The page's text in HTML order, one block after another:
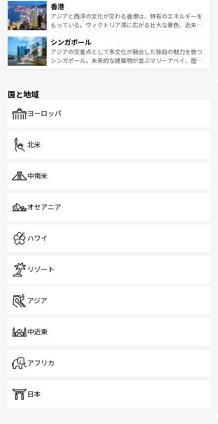
とつ。フォーやバインミー、ベトナムコーヒーなどは、ぜ
ひ現地で味わいたい。どの地域を訪れてもあたたかい人々
が旅行者を迎えてくれるので、きっと忘れられない旅にな
参照してほしい。
の活気が交差している。北部ではチェンマイなどの山岳地
帯で自然と触れ合い、南部ではプーケットやクラビの美し
いビーチでリゾート気分を楽しむことができる。タイ料理
激する。気候は一年中温暖で、どの季節にも異なる楽しみ
が待っている。親しみやすいタイの人々、仏教を中心とし
た文化、そして多様な観光資源が、訪れる旅人を魅了し続
香港
アジアと西洋の文化が交わる香港は、特有のエネルギーを
もっている。ヴィクトリア湾に広がる壮大な景色、近未来
み、どこを訪れても感動するはず。観光スポットが密集し
ており、効率よく見どころを回れるのも魅力。息をのむよ
うな絶景から文化的な体験まで、香港を存分に楽しみ尽く
シンガポール
アジアの交差点として多文化が融合した独自の魅力を放つ
シンガポール。未来的な建築物が並ぶマリーナベイ、歴史
で、ホーカーズは地元の風情を楽しめる外せないスポット
国と地域
ヨーロッパ
北米
中南米
オセアニア
ハワイ
リゾート
アジア
中近東
アフリカ
日本